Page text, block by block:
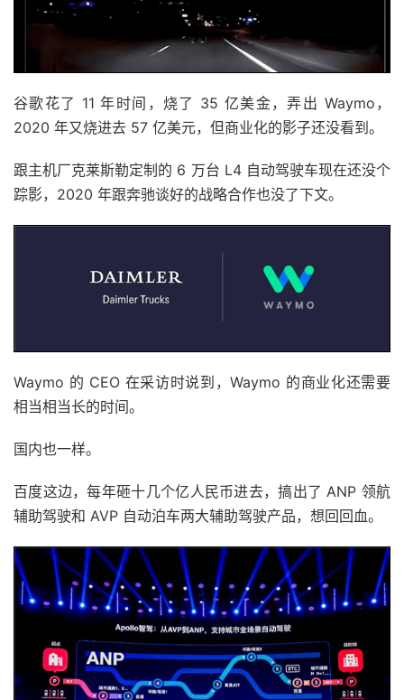
谷歌花了 11 年时间，烧了 35 亿美金，弄出 Waymo，
2020 年又烧进去 57 亿美元，但商业化的影子还没看到。
跟主机厂克莱斯勒定制的 6 万台 L4 自动驾驶车现在还没个
踪影，2020 年跟奔驰谈好的战略合作也没了下文。
Waymo 的 CEO 在采访时说到，Waymo 的商业化还需要
相当相当长的时间。
国内也一样。
百度这边，每年砸十几个亿人民币进去，搞出了 ANP 领航
辅助驾驶和 AVP 自动泊车两大辅助驾驶产品，想回回血。